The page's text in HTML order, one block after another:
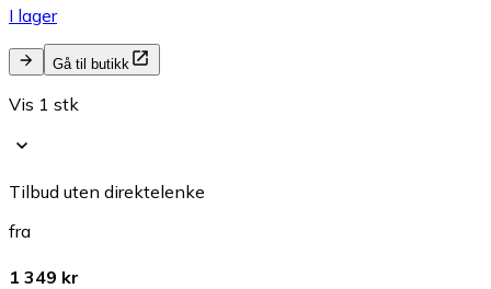
I lager
Gå til butikk
Vis 1 stk
Tilbud uten direktelenke
fra
1 349 kr